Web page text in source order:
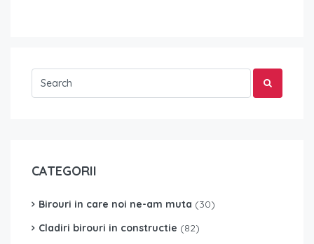
CATEGORII
Birouri in care noi ne-am muta (30)
Cladiri birouri in constructie (82)